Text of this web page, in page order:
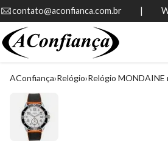
contato@aconfianca.com.br          |
AConfiança Relógio Relógio MONDAINE